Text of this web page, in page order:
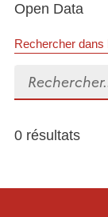
Open Data
Rechercher dans
Rechercher...
0 résultats